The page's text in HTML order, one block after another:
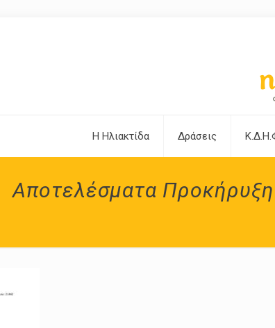
Η Ηλιακτίδα Δράσεις
Αποτελέσματα